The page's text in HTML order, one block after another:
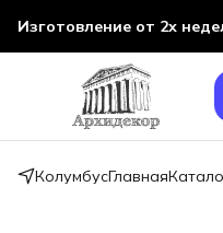
Изготовление от 2х
КолумбусГлавная